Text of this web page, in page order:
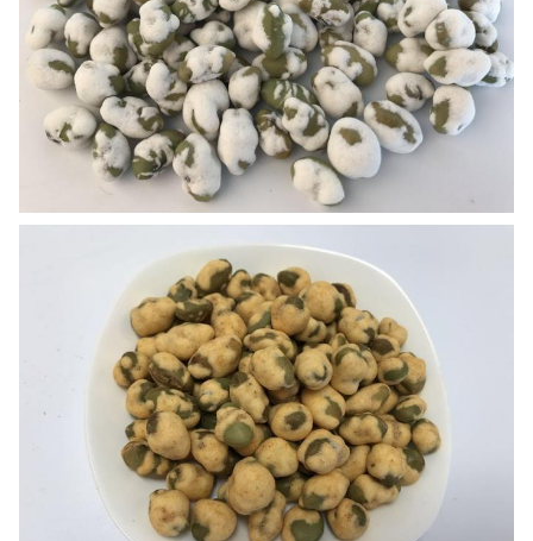
ডেলিভারি সময়: 25 কার্যদিবসের মধ্যে